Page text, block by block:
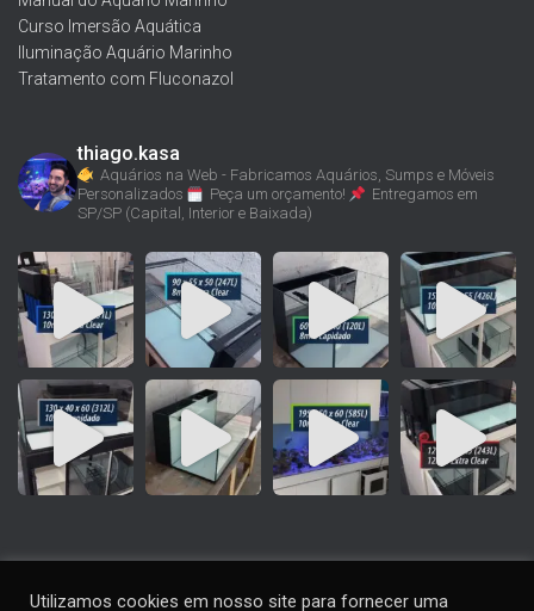
Curso Imersão Aquática
Iluminação Aquário Marinho
Tratamento com Fluconazol
thiago.kasa
Aquários na Web - Fabricamos Aquários, Sumps e Móveis
Personalizados
Peça um orçamento!
Entregamos em
SP/SP (Capital, Interior e Baixada)
Utilizamos cookies em nosso site para fornecer uma